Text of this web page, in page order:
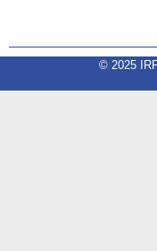
© 2025